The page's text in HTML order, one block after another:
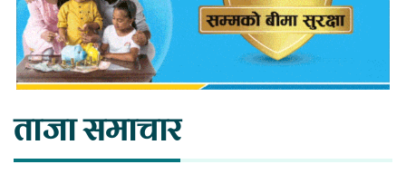
ताजा समाचार